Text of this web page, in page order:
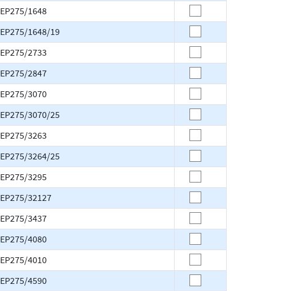
EP275/1648
EP275/1648/19
EP275/2733
EP275/2847
EP275/3070
EP275/3070/25
EP275/3263
EP275/3264/25
EP275/3295
EP275/32127
EP275/3437
EP275/4080
EP275/4010
EP275/4590